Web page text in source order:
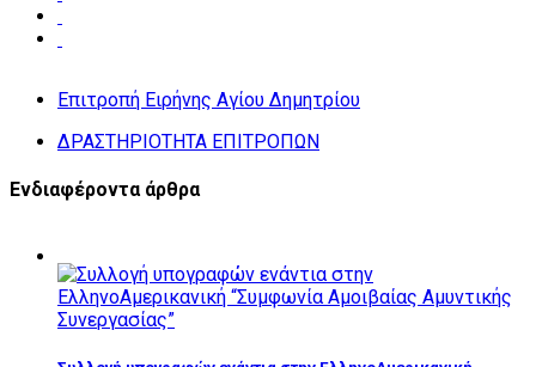
Επιτροπή Ειρήνης Αγίου Δημητρίου
ΔΡΑΣΤΗΡΙΟΤΗΤΑ ΕΠΙΤΡΟΠΩΝ
Ενδιαφέροντα άρθρα